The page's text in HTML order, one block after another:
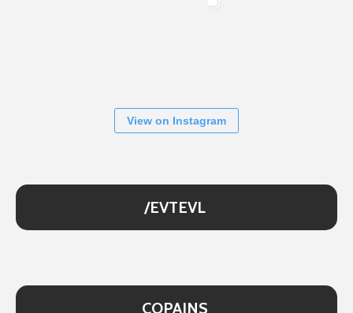
View on Instagram
/EVTEVL
COPAINS